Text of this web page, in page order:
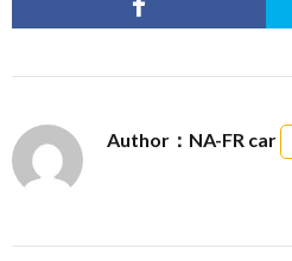
Author：NA-FR car